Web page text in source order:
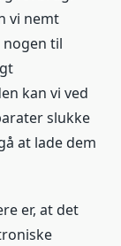
vi nemt
til
kan vi ved
slukke
at lade dem
er, at det